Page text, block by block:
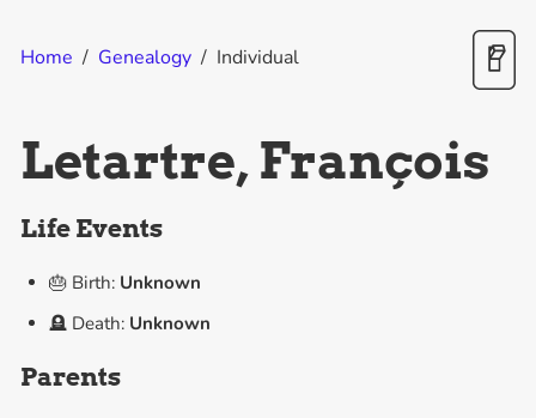
Home / Genealogy / Individual
Letartre, François
Life Events
🎂 Birth: Unknown
🪦 Death: Unknown
Parents